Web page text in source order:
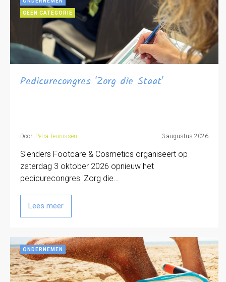
GEEN CATEGORIE
Pedicurecongres 'Zorg die Staat'
Door: Petra Teunissen 3 augustus 2026
Slenders Footcare & Cosmetics organiseert op
zaterdag 3 oktober 2026 opnieuw het
pedicurecongres 'Zorg die…
Lees meer
ONDERNEMEN